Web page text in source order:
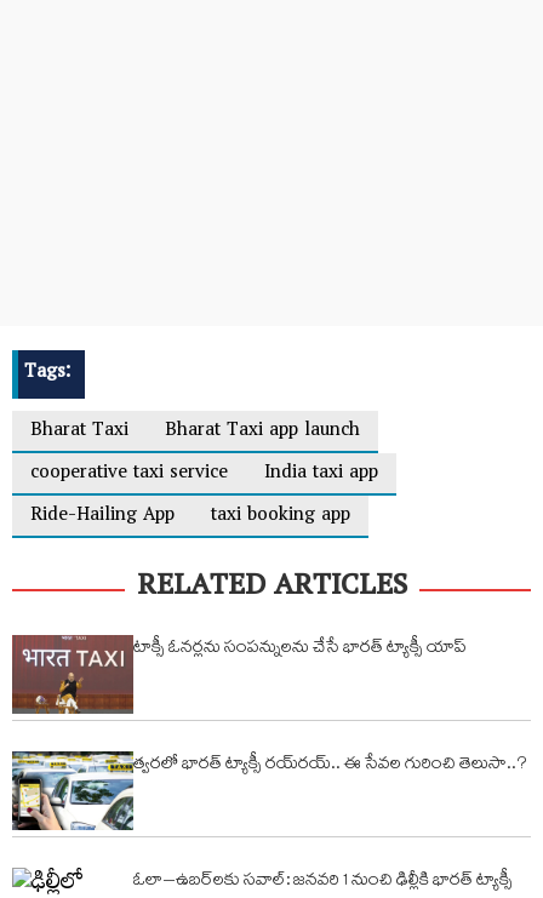
Tags:
Bharat Taxi
Bharat Taxi app launch
cooperative taxi service
India taxi app
Ride-Hailing App
taxi booking app
RELATED ARTICLES
టాక్సీ ఓనర్లను సంపన్నులను చేసే భారత్‌ ట్యాక్సీ యాప్‌
త్వరలో భారత్‌ ట్యాక్సీ రయ్‌రయ్‌.. ఈ సేవల గురించి తెలుసా..?
ఓలా–ఉబర్‌లకు సవాల్: జనవరి 1 నుంచి ఢిల్లీకి భారత్ ట్యాక్సీ